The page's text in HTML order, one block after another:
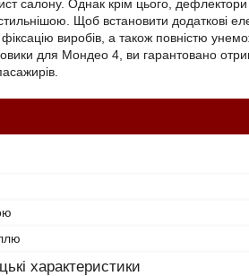
салону. Однак крім цього,
Щоб встановити додаткові
фіксацію виробів, а також повністю
для Мондео 4, ви гарантовано
характеристики